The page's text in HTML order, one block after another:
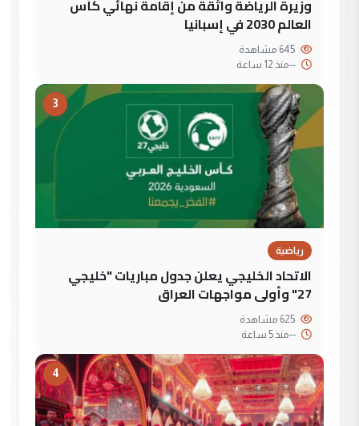
وزيرة الرياضة واثقة من إقامة نهائي كأس
العالم 2030 في إسبانيا
--منذ 12 ساعة
3
رياضية
الاتحاد الخليجي يعلن جدول مباريات "خليجي
27" وأولى مواجهات العراق
--منذ 5 ساعة
4